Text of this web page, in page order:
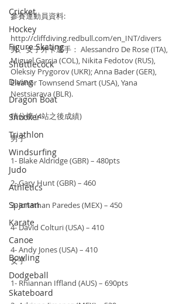
Cricket
Hockey
Figure Skating
Shuttlecock
Diving
Dragon Boat
Snooker
Triathlon
Windsurfing
Judo
Athletics
Spartan
Karate
Canoe
Bowling
Dodgeball
Skateboard
參賽運動員資料:
http://cliffdiving.redbull.com/en_INT/divers
男、女子外卡選手： Alessandro De Rose (ITA),
Miguel Garcia (COL), Nikita Fedotov (RUS),
Oleksiy Prygorov (UKR); Anna Bader (GER),
Eleanor Townsend Smart (USA), Yana
Nestsiarava (BLR).
積分榜 (4站之後成績)
男子
1- Blake Aldridge (GBR) – 480pts
2- Gary Hunt (GBR) – 460
3- Jonathan Paredes (MEX) – 450
4- David Colturi (USA) – 410
4- Andy Jones (USA) – 410
女子
1- Rhiannan Iffland (AUS) – 690pts